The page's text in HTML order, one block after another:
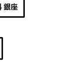
銀座